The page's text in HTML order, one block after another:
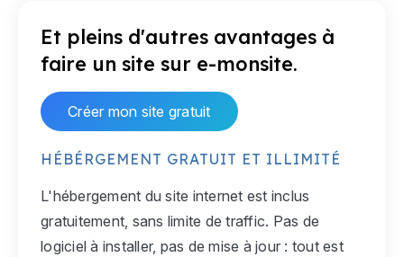
Et pleins d'autres avantages à
faire un site sur e-monsite.
Créer mon site gratuit
HÉBÉRGEMENT GRATUIT ET ILLIMITÉ
L'hébergement du site internet est inclus
gratuitement, sans limite de traffic. Pas de
logiciel à installer, pas de mise à jour : tout est